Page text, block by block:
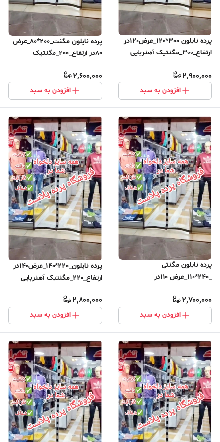
پرده نایلون 300*120_عرض120در
ارتفاع_300_مگنتیک آهنربایی
2,900,000
افزودن به سبد
پرده نایلون مگنت_200*80_عرض
80در ارتفاع_200_مگنتیک
2,600,000
افزودن به سبد
پرده نایلون مگنتی
_240*110_عرض 110در
مغناطیسی ارسال رایگان
2,700,000
افزودن به سبد
پرده نایلون_220*140_عرض140در
ارتفاع_220_مگنتیک آهنربایی
2,800,000
افزودن به سبد